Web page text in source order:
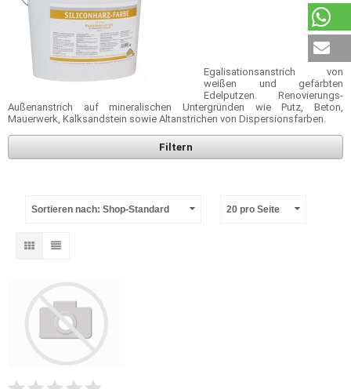
Egalisationsanstrich von
weißen und gefärbten
Edelputzen. Renovierungs-
Außenanstrich auf mineralischen Untergründen wie Putz, Beton,
Mauerwerk, Kalksandstein sowie Altanstrichen von Dispersionsfarben.
Filtern
Sortieren nach: Shop-Standard 20 pro Seite